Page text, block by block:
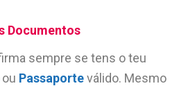
Documentos
sempre se tens o teu
ou Passaporteválido. Mesmo